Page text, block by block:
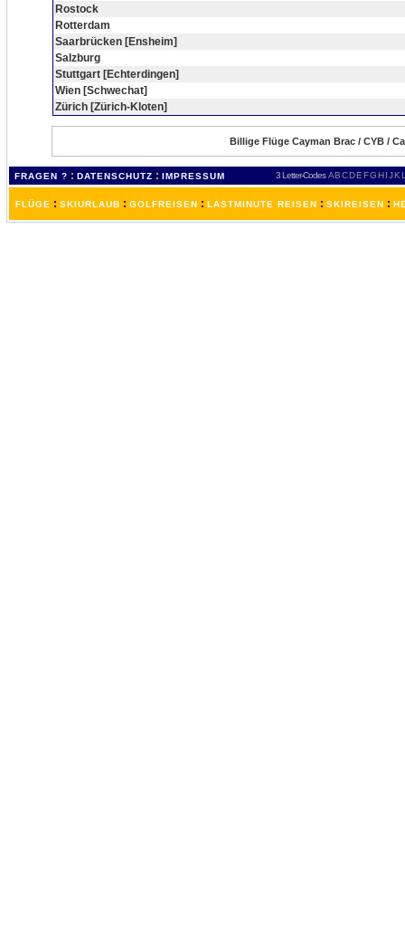
Rostock
Rotterdam
Saarbrücken [Ensheim]
Salzburg
Stuttgart [Echterdingen]
Wien [Schwechat]
Zürich [Zürich-Kloten]
Billige Flüge Cayman Brac / CYB /
FRAGEN ? : DATENSCHUTZ : IMPRESSUM 3 Letter-Codes ABCDEFGH IJKL
FLÜGE : SKIURLAUB : GOLFREISEN : LASTMINUTE REISEN : SKIREISEN :